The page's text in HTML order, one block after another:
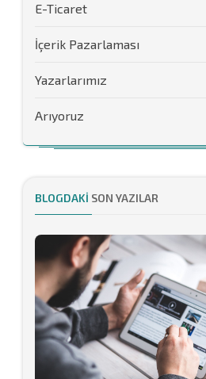
E-Ticaret
İçerik Pazarlaması
Yazarlarımız
Arıyoruz
BLOGDAKI SON YAZILAR